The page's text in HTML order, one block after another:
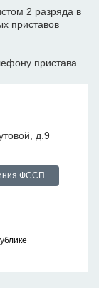
2 разряда в
приставов
пристава.
д.9
ФССП